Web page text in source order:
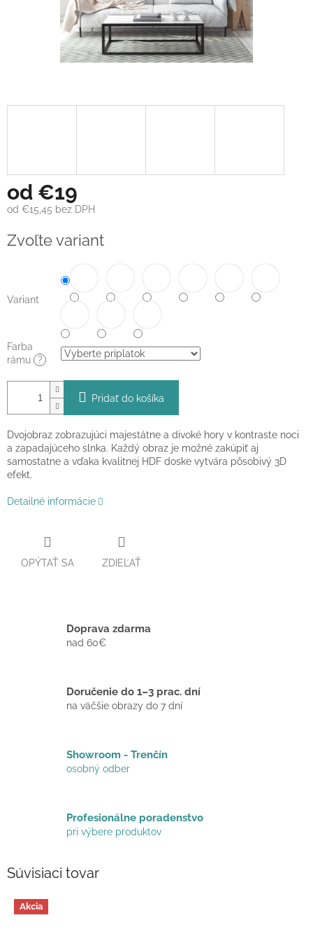
od €19
od €15,45 bez DPH
cena:
Zvoľte variant
Variant
Farba
rámu
?
Pridať do košíka
Dvojobraz zobrazujúci majestátne a divoké hory v kontraste noci
a zapadajúceho slnka. Každý obraz je možné zakúpiť aj
samostatne a vďaka kvalitnej HDF doske vytvára pôsobivý 3D
efekt.
Detailné informácie
OPÝTAŤ SA ZDIEĽAŤ
Doprava zdarma
nad 60€
Doručenie do 1–3 prac. dní
na väčšie obrazy do 7 dní
Showroom - Trenčín
osobný odber
Profesionálne poradenstvo
pri výbere produktov
Súvisiaci tovar
Akcia